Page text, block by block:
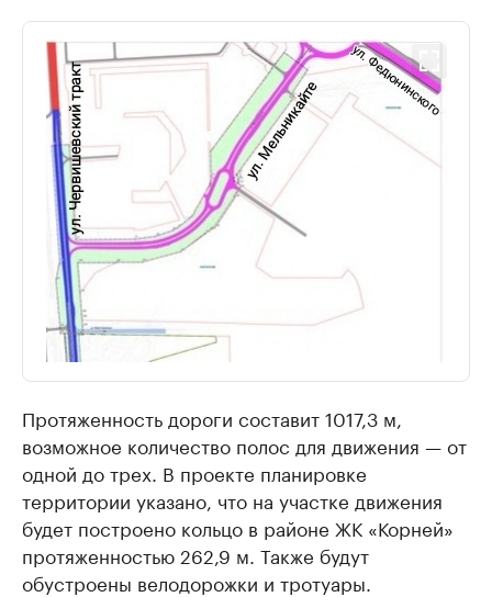
Протяженность дороги составит 1017,3 м,
возможное количество полос для движения — от
одной до трех. В проекте планировке
территории указано, что на участке движения
будет построено кольцо в районе ЖК «Корней»
протяженностью 262,9 м. Также будут
обустроены велодорожки и тротуары.